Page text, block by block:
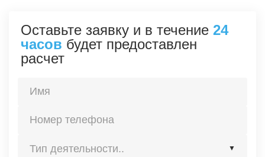
Оставьте заявку и в течение 24
часов будет предоставлен
расчет
Тип деятельности.. ▼